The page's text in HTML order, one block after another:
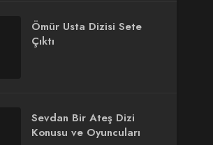
Ömür Usta Dizisi Sete
Çıktı
Sevdan Bir Ateş Dizi
Konusu ve Oyuncuları